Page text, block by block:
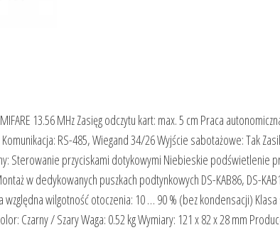
13.56 MHz Zasięg odczytu kart: max. 5 cm Praca
RS-485, Wiegand 34/26 Wyjście sabotażowe: Tak
Sterowanie przyciskami dotykowymi Niebieskie podświetlenie
w dedykowanych puszkach podtynkowych DS-KAB86, DS-
wilgotność otoczenia: 10 … 90 % (bez kondensacji) Klasa
Czarny / Szary Waga: 0.52 kg Wymiary: 121 x 82 x 28 mm